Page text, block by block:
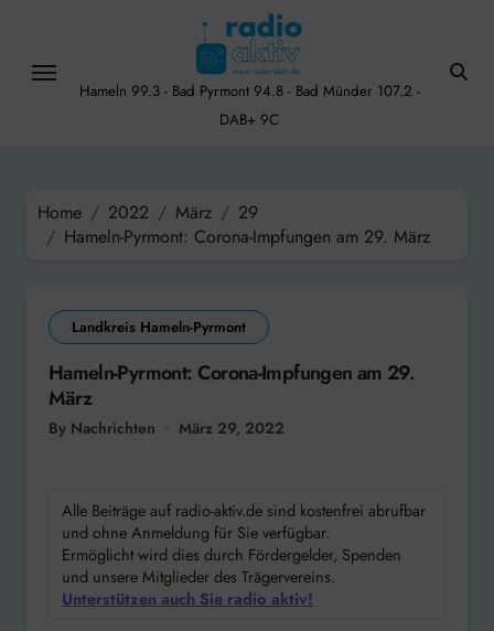
content
Hameln 99.3 - Bad Pyrmont 94.8 - Bad Münder 107.2 -
DAB+ 9C
Home 2022 März
29
Hameln-Pyrmont: Corona-Impfungen am 29. März
Landkreis Hameln-Pyrmont
Hameln-Pyrmont: Corona-Impfungen am 29.
März
By Nachrichten März 29, 2022
Alle Beiträge auf radio-aktiv.de sind kostenfrei abrufbar
und ohne Anmeldung für Sie verfügbar.
Ermöglicht wird dies durch Fördergelder, Spenden
und unsere Mitglieder des Trägervereins.
Unterstützen auch Sie radio aktiv!